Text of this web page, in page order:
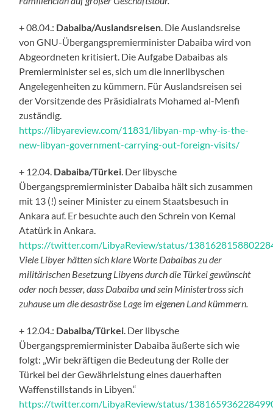
+ 08.04.: Dabaiba/Auslandsreisen . Die Auslandsreise
von GNU-Übergangspremierminister Dabaiba wird von
Abgeordneten kritisiert. Die Aufgabe Dabaibas als
Premierminister sei es, sich um die innerlibyschen
Angelegenheiten zu kümmern. Für Auslandsreisen sei
der Vorsitzende des Präsidialrats Mohamed al-Menfi
zuständig.
https://libyareview.com/11831/libyan-mp-why-is-the-
new-libyan-government-carrying-out-foreign-visits/
+ 12.04. Dabaiba/Türkei . Der libysche
Übergangspremierminister Dabaiba hält sich zusammen
mit 13 (!) seiner Minister zu einem Staatsbesuch in
Ankara auf. Er besuchte auch den Schrein von Kemal
Atatürk in Ankara.
https://twitter.com/LibyaReview/status/
Viele Libyer hätten sich klare Worte Dabaibas zu der
militärischen Besetzung Libyens durch die Türkei gewünscht
oder noch besser, dass Dabaiba und sein Ministertross sich
zuhause um die desaströse Lage im eigenen Land kümmern.
+ 12.04.: Dabaiba/Türkei . Der libysche
Übergangspremierminister Dabaiba äußerte sich wie
folgt: „Wir bekräftigen die Bedeutung der Rolle der
Türkei bei der Gewährleistung eines dauerhaften
Waffenstillstands in Libyen.“
https://twitter.com/LibyaReview/status/